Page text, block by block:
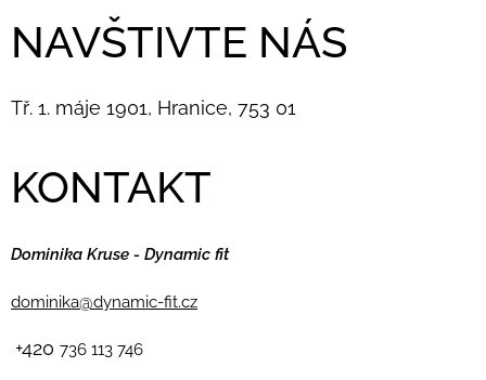
NAVŠTIVTE NÁS
Tř. 1. máje 1901, Hranice, 753 01
KONTAKT
Dominika Kruse - Dynamic fit
dominika@dynamic-fit.cz
+420 736 113 746